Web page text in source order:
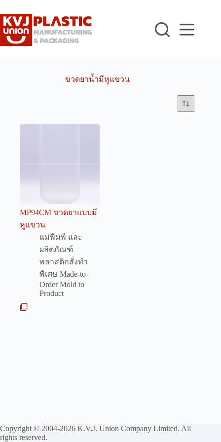
to
content
ขวดยาน้ำมีหูแขวน
MP94CM ขวดยาแบบมี
หูแขวน
แม่พิมพ์ และ
ผลิตภัณฑ์
พลาสติกสั่งทำ
พิเศษ Made-to-
Order Mold to
Product
Copyright © 2004-2026 K.V.J. Union Company Limited. All
rights reserved.